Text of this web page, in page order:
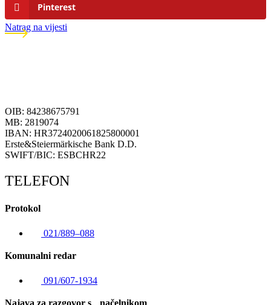
Pinterest
Natrag na vijesti
OIB: 84238675791
MB: 2819074
IBAN: HR3724020061825800001
Erste&Steiermärkische Bank D.D.
SWIFT/BIC: ESBCHR22
TELEFON
Protokol
021/889–088
Komunalni redar
091/607-1934
Najava za razgovor s načelnikom